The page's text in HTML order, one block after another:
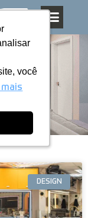
você
mais
você
mais
DESIGN